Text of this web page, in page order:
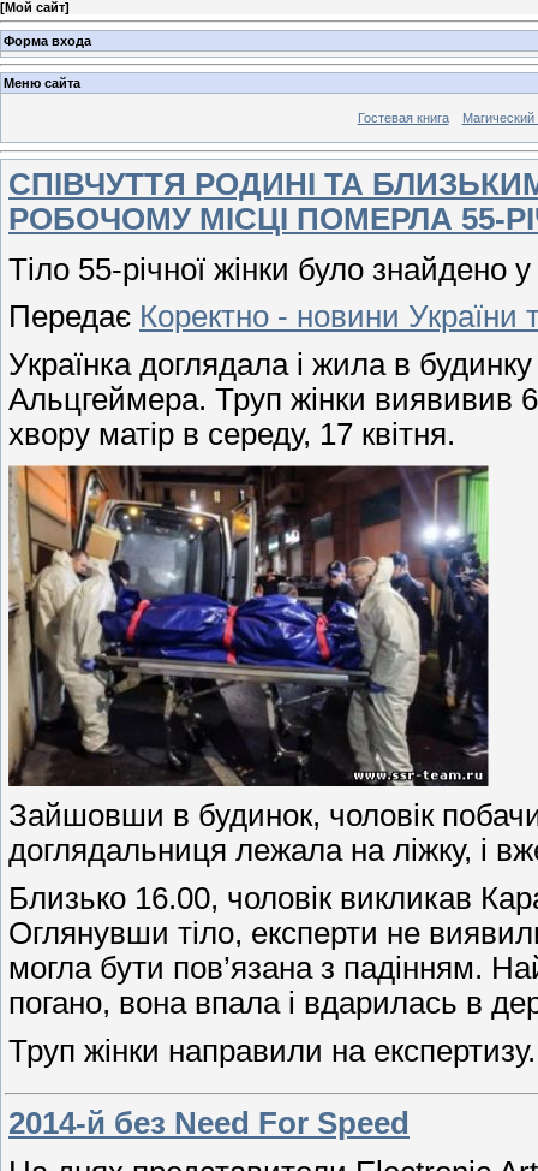
[Мой сайт]
Форма входа
Меню сайта
Гостевая книга Магический
СПІВЧУТТЯ РОДИНІ ТА БЛИЗЬКИМ
РОБОЧОМУ МІСЦІ ПОМЕРЛА 55-
Тіло 55-річної жінки було знайдено
Передає Коректно - новини України
Українка доглядала і жила в
Альцгеймера. Труп жінки виявивив
хвору матір в середу, 17 квітня.
Зайшовши в будинок, чоловік
доглядальниця лежала на ліжку, і
Близько 16.00, чоловік викликав
Оглянувши тіло, експерти не
могла бути пов’язана з падінням.
погано, вона впала і вдарилась в
Труп жінки направили на експертизу.
2014-й без Need For Speed